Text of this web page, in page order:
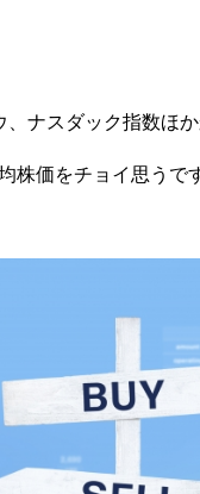
、ナスダック指数ほ
株価をチョイ思うで